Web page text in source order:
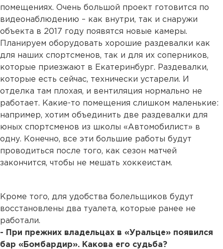
помещениях. Очень большой проект готовится по
видеонаблюдению – как внутри, так и снаружи
объекта в 2017 году появятся новые камеры.
Планируем оборудовать хорошие раздевалки как
для наших спортсменов, так и для их соперников,
которые приезжают в Екатеринбург. Раздевалки,
которые есть сейчас, технически устарели. И
отделка там плохая, и вентиляция нормально не
работает. Какие-то помещения слишком маленькие:
например, хотим объединить две раздевалки для
юных спортсменов из школы «Автомобилист» в
одну. Конечно, все эти большие работы будут
проводиться после того, как сезон матчей
закончится, чтобы не мешать хоккеистам.
Кроме того, для удобства болельщиков будут
восстановлены два туалета, которые ранее не
работали.
- При прежних владельцах в «Уральце» появился
бар «Бомбардир». Какова его судьба?